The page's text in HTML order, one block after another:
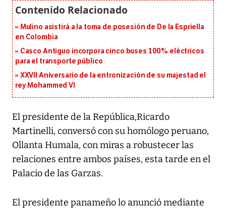
Mulino asistirá a la toma de posesión de De la Espriella
en Colombia
Casco Antiguo incorpora cinco buses 100% eléctricos
para el transporte público
XXVII Aniversario de la entronización de su majestad el
rey Mohammed VI
El presidente de la República,Ricardo
Martinelli, conversó con su homólogo peruano,
Ollanta Humala, con miras a robustecer las
relaciones entre ambos países, esta tarde en el
Palacio de las Garzas.
El presidente panameño lo anunció mediante